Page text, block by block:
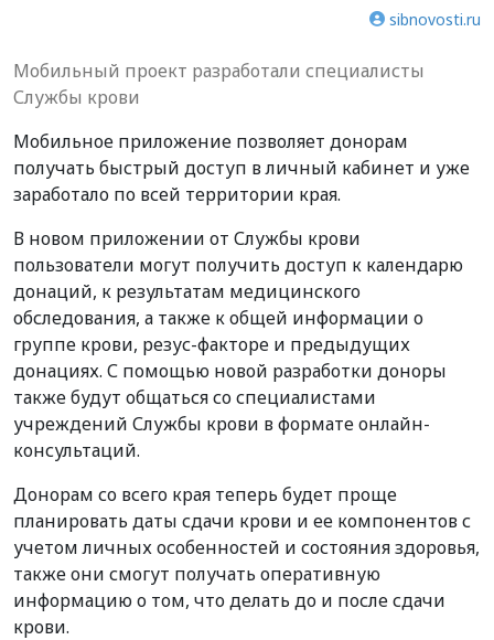
sibnovosti.ru
Мобильный проект разработали специалисты
Службы крови
Мобильное приложение позволяет донорам
получать быстрый доступ в личный кабинет и уже
заработало по всей территории края.
В новом приложении от Службы крови
пользователи могут получить доступ к календарю
донаций, к результатам медицинского
обследования, а также кобщей информации о
группе крови, резус-факторе и предыдущих
донациях. С помощью новой разработки доноры
также будут общаться соспециалистами
учреждений Службы крови в форматеонлайн-
консультаций.
Донорам со всего края теперь будет проще
планировать даты сдачи крови и ее компонентов с
учетом личных особенностей и состояния здоровья,
также они смогут получать оперативную
информацию о том, чтоделать до и после сдачи
крови.